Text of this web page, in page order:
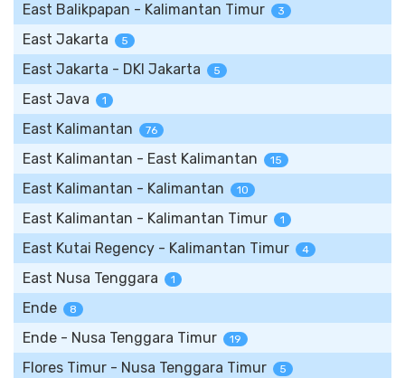
East Balikpapan - Kalimantan Timur 3
East Jakarta 5
East Jakarta - DKI Jakarta 5
East Java 1
East Kalimantan 76
East Kalimantan - East Kalimantan 15
East Kalimantan - Kalimantan 10
East Kalimantan - Kalimantan Timur 1
East Kutai Regency - Kalimantan Timur 4
East Nusa Tenggara 1
Ende 8
Ende - Nusa Tenggara Timur 19
Flores Timur - Nusa Tenggara Timur 5